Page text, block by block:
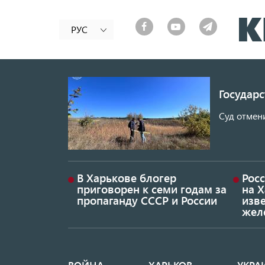
РУС
Суд
В Харькове блогер
приговорен к семи годам за
пропаганду СССР и России
на